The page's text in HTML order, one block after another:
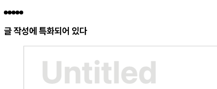
글 작성에 특화되어 있다